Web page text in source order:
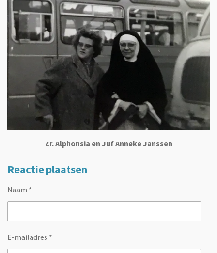
Zr. Alphonsia en Juf Anneke Janssen
Reactie plaatsen
Naam *
E-mailadres *